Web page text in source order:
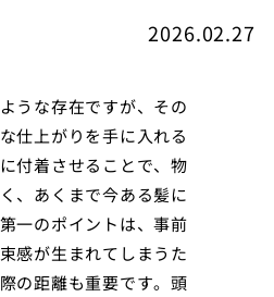
2026.02.27
うな存在ですが、その
仕上がりを手に入れる
付着させることで、物
、あくまで今ある髪に
一のポイントは、事前
感が生まれてしまうた
の距離も重要です。頭